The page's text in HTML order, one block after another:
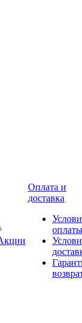
Оплата и
доставка
оплаты